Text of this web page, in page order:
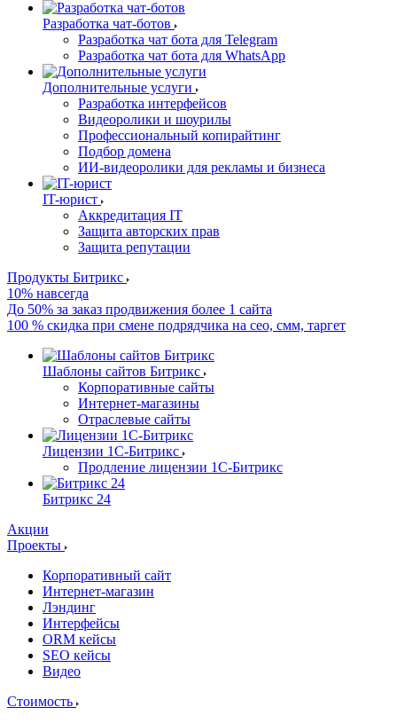
Разработка чат-ботов
Разработка чат бота для Telegram
Разработка чат бота для WhatsApp
Дополнительные услуги
Разработка интерфейсов
Видеоролики и шоурилы
Профессиональный копирайтинг
Подбор домена
ИИ-видеоролики для рекламы и бизнеса
IT-юрист
Аккредитация IT
Защита авторских прав
Защита репутации
Продукты Битрикс
10% навсегда
До 50% за заказ продвижения более 1 сайта
100 % скидка при смене подрядчика на сео, смм, таргет
Шаблоны сайтов Битрикс
Корпоративные сайты
Интернет-магазины
Отраслевые сайты
Лицензии 1С-Битрикс
Продление лицензии 1С-Битрикс
Битрикс 24
Акции
Проекты
Корпоративный сайт
Интернет-магазин
Лэндинг
Интерфейсы
ORM кейсы
SEO кейсы
Видео
Стоимость